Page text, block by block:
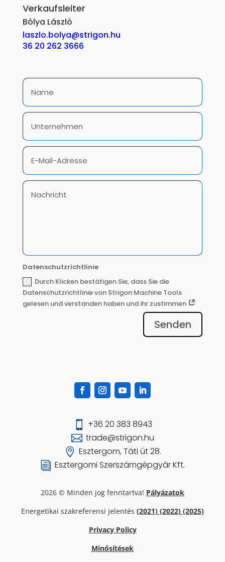
Verkaufsleiter
Bólya László
laszlo.bolya@strigon.hu
36 20 262 3666
Datenschutzrichtlinie
Durch Klicken bestätigen Sie, dass Sie die
Datenschutzrichtlinie von Strigon Machine Tools
gelesen und verstanden haben und ihr zustimmen
Senden
 +36 20 383 8943
 trade@strigon.hu
 Esztergom, Táti út 28.
i Esztergomi Szerszámgépgyár Kft.
2026 © Minden jog fenntartva! Pályázatok
Energetikai szakreferensi jelentés (2021) (2022) (2025)
Privacy Policy
Minősítések